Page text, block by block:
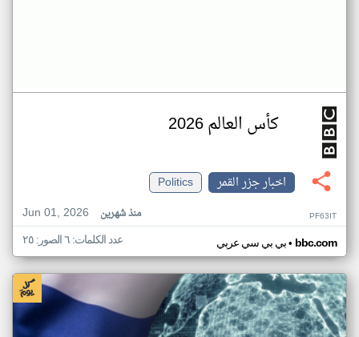
كأس العالم 2026
اخبار جزر القمر
Politics
Jun 01, 2026
منذ شهرين PF63IT
بي بي سي عربي• bbc.com عدد الكلمات: ٦ الصور: ٢٥